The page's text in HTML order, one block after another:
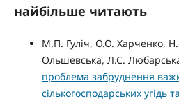
найбільше читають
М.П. Гуліч, О.О. Харченко,
Ольшевська, Л.С.
проблема забруднення
сількогосподарських угідь